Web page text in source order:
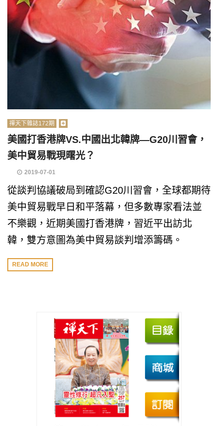
禪天下雜誌172期
美國打香港牌VS.中國出北韓牌—G20川習會，
美中貿易戰現曙光？
2019-07-01
從談判協議破局到確認G20川習會，全球都期待
美中貿易戰早日和平落幕，但多數專家看法並
不樂觀，近期美國打香港牌，習近平出訪北
韓，雙方意圖為美中貿易談判增添籌碼。
READ MORE